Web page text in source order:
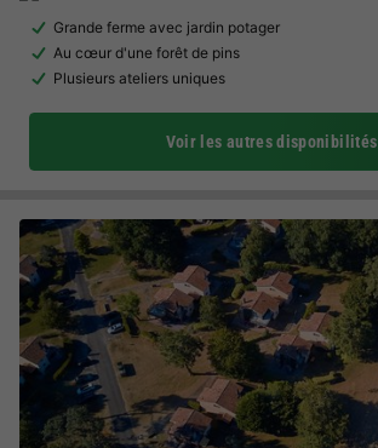
Grande ferme avec jardin potager
Au cœur d'une forêt de pins
Plusieurs ateliers uniques
Voir les autres disponibilités